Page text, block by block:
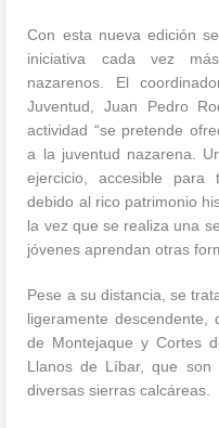
Con esta nueva edición
iniciativa cada vez
nazarenos. El
Juventud, Juan Pedro
actividad “se pretende
a la juventud nazarena.
ejercicio, accesible para
debido al rico patrimonio
la vez que se realiza una
jóvenes aprendan otras
Pese a su distancia, se
ligeramente descendente,
de Montejaque y Cortes
Llanos de Líbar, que son
diversas sierras calcáreas.